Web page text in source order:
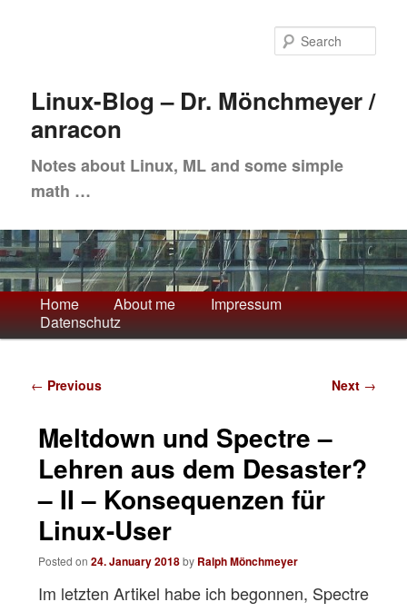
contentLinux-Blog – Dr. Mönchmeyer /
anracon
Notes about Linux, ML and some simple
math …
Main
menu
Home About me
Impressum
Datenschutz
Post
← Previous Next →
Meltdown und Spectre –
Lehren aus dem Desaster?
– II – Konsequenzen für
Linux-User
Posted on 24. January 2018by Ralph Mönchmeyer
Im letzten Artikel habe ich begonnen, Spectre